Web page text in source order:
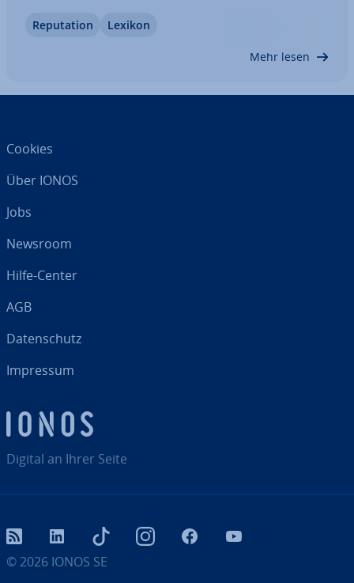
Leis­tun­gen, die Ihr Un­ter­neh­men erbringt. Das
Re­pu­ta­ti­on Lexikon
Mehr lesen
Digital an Ihrer Seite
Cookies
Über IONOS
Jobs
Newsroom
Hilfe-Center
AGB
Da­ten­schutz
Impressum
© 2026 IONOS SE
RSS LinkedIn tiktok InstagramFacebook